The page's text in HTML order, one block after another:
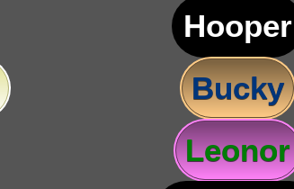
Hooper
Bucky
Leonor